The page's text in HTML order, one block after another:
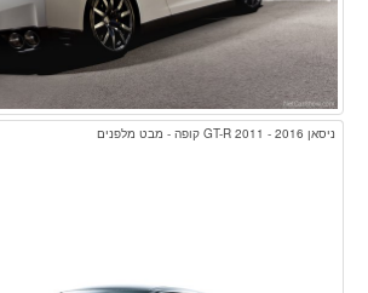
ניסאן GT-R 2011 - 2016 קופה - מבט מלפנים